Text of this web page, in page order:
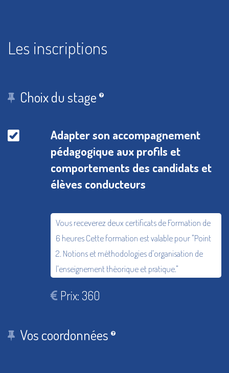
Les inscriptions
Choix du stage
Adapter son accompagnement
pédagogique aux profils et
comportements des candidats et
élèves conducteurs
Vous receverez deux certificats de Formation de
6 heures Cette formation est valable pour "Point
2. Notions et méthodologies d'organisation de
l'enseignement théorique et pratique."
Prix: 360
Vos coordonnées